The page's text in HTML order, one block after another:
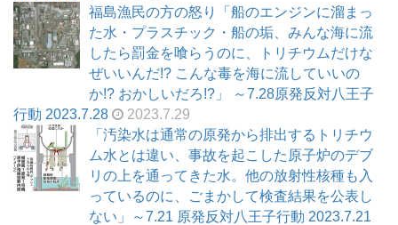
福島漁民の方の怒り「船のエンジンに溜まっ
た水・プラスチック・船の垢、みんな海に流
したら罰金を喰らうのに、トリチウムだけな
ぜいいんだ!? こんな毒を海に流していいの
か!? おかしいだろ!?」 ～7.28原発反対八王子
行動 2023.7.28
2023.7.29
「汚染水は通常の原発から排出するトリチウ
ム水とは違い、事故を起こした原子炉のデブ
リの上を通ってきた水。他の放射性核種も入
っているのに、ごまかして検査結果を公表し
ない」～7.21 原発反対八王子行動 2023.7.21